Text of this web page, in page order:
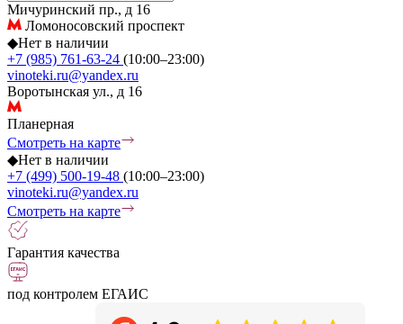
Мичуринский пр., д 16
Ломоносовский проспект
◆Нет в наличии
+7 (985) 761-63-24 (10:00–23:00)
vinoteki.ru@yandex.ru
Воротынская ул., д 16
Планерная
Смотреть на карте
◆Нет в наличии
+7 (499) 500-19-48 (10:00–23:00)
vinoteki.ru@yandex.ru
Смотреть на карте
Гарантия качества
под контролем ЕГАИС